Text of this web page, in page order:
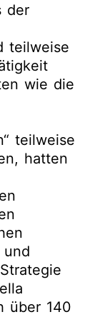
der
teilweise
wie die
teilweise
hatten
und
über 140